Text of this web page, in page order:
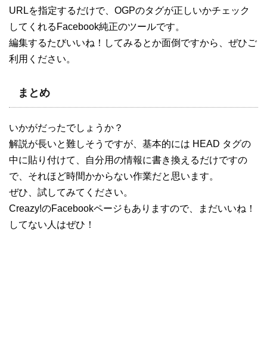
URLを指定するだけで、OGPのタグが正しいかチェック
してくれるFacebook純正のツールです。
編集するたびいいね！してみるとか面倒ですから、ぜひご
利用ください。
まとめ
いかがだったでしょうか？
解説が長いと難しそうですが、基本的には HEAD タグの
中に貼り付けて、自分用の情報に書き換えるだけですの
で、それほど時間かからない作業だと思います。
ぜひ、試してみてください。
Creazy!のFacebookページもありますので、まだいいね！
してない人はぜひ！